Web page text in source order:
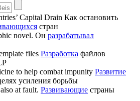
Capital Drain Как остановить
стран
novel. Он разрабатывал
files Разработка файлов
to help combat impunity Развитие
усиления борьбы
at fault. Развивающие страны